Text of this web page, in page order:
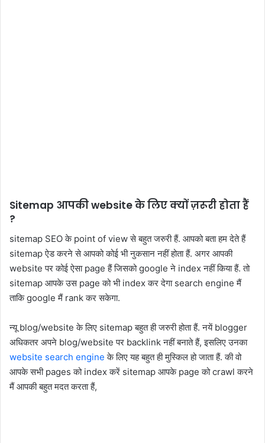
Sitemap आपकी website के लिए क्यों ज़रूरी होता हैं
?
sitemap SEO के point of view से बहुत जरुरी हैं. आपको बता हम देते हैं
sitemap ऐड करने से आपको कोई भी नुकसान नहीं होता हैं. अगर आपकी
website पर कोई ऐसा page हैं जिसको google ने index नहीं किया हैं. तो
sitemap आपके उस page को भी index कर देगा search engine मैं
ताकि google मैं rank कर सकेगा.
न्यू blog/website के लिए sitemap बहुत ही जरुरी होता हैं. नयें blogger
अधिकतर अपने blog/website पर backlink नहीं बनाते हैं, इसलिए उनका
website search engine के लिए यह बहुत ही मुस्किल हो जाता हैं. की वो
आपके सभी pages को index करें sitemap आपके page को crawl करने
मैं आपकी बहुत मदत करता हैं,